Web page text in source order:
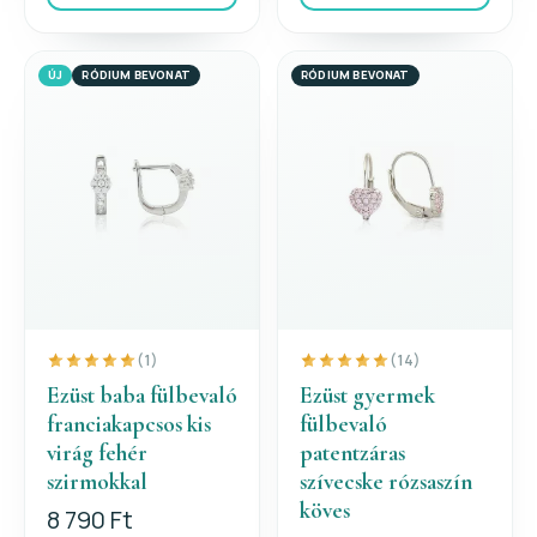
ÚJ RÓDIUM BEVONAT
(1)
Ezüst baba fülbevaló
franciakapcsos kis
virág fehér
szirmokkal
8 790 Ft
RÓDIUM BEVONAT
(14)
Ezüst gyermek
fülbevaló
patentzáras
szívecske rózsaszín
köves